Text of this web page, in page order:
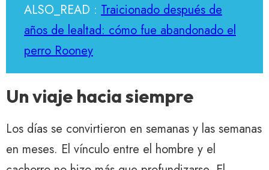
ALSO_READ : Traicionado después de
años de lealtad: cómo fue abandonado el
perro Rooney
Un viaje hacia siempre
Los días se convirtieron en semanas y las semanas
en meses. El vínculo entre el hombre y el